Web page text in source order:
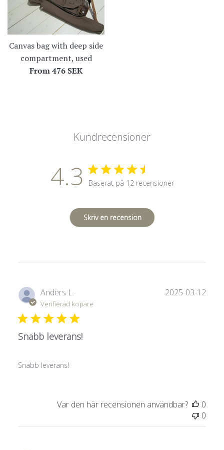
Canvas bag with deep side
compartment, used
From476 SEK
Kundrecensioner
4.3 Baserat på 12 recensioner
Skriv en recension
Anders L.
Verifierad köpare
Snabb leverans!
Snabb leverans!
2025-03-12
Var den här recensionen användbar?
0
0